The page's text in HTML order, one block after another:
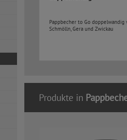
Pappbecher to Go doppelwandig
Schmölln, Gera und Zwickau
Produkte in